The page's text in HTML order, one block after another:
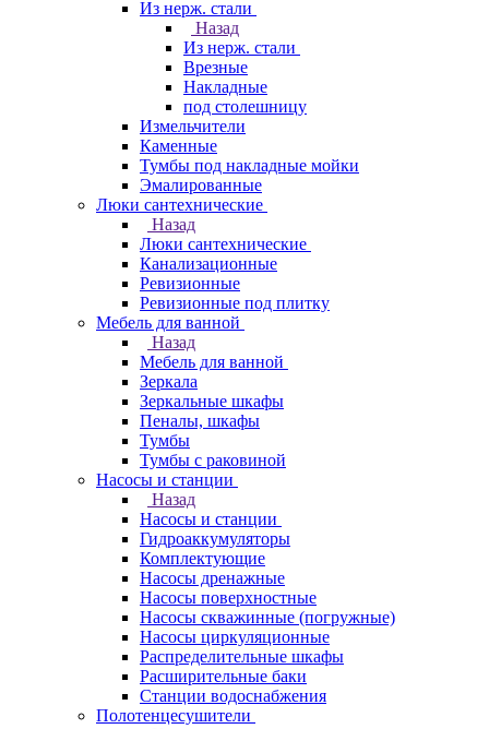
Из нерж. стали
Назад
Из нерж. стали
Врезные
Накладные
под столешницу
Измельчители
Каменные
Тумбы под накладные мойки
Эмалированные
Люки сантехнические
Назад
Люки сантехнические
Канализационные
Ревизионные
Ревизионные под плитку
Мебель для ванной
Назад
Мебель для ванной
Зеркала
Зеркальные шкафы
Пеналы, шкафы
Тумбы
Тумбы с раковиной
Насосы и станции
Назад
Насосы и станции
Гидроаккумуляторы
Комплектующие
Насосы дренажные
Насосы поверхностные
Насосы скважинные (погружные)
Насосы циркуляционные
Распределительные шкафы
Расширительные баки
Станции водоснабжения
Полотенцесушители